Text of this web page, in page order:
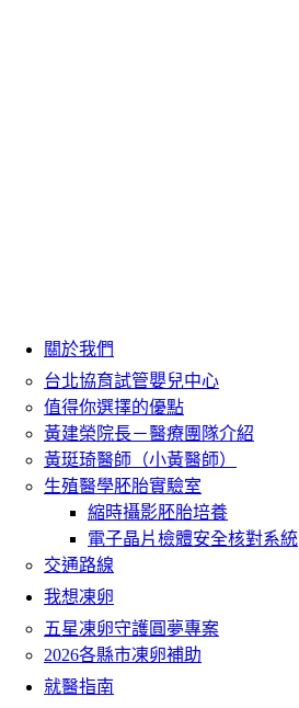
關於我們
台北協育試管嬰兒中心
值得你選擇的優點
黃建榮院長－醫療團隊介紹
黃珽琦醫師（小黃醫師）
生殖醫學胚胎實驗室
縮時攝影胚胎培養
電子晶片檢體安全核對系統
交通路線
我想凍卵
五星凍卵守護圓夢專案
2026各縣市凍卵補助
就醫指南